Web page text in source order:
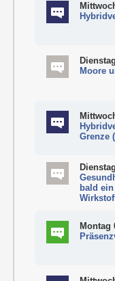
Moore
Grenze
bald
Montag